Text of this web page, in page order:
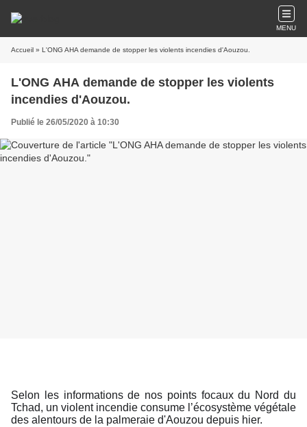
MENU
Accueil » L'ONG AHA demande de stopper les violents incendies d'Aouzou.
L'ONG AHA demande de stopper les violents
incendies d'Aouzou.
Publié le 26/05/2020 à 10:30
Selon les informations de nos points focaux du Nord du
Tchad, un violent incendie consume l’écosystème végétale
des alentours de la palmeraie d'Aouzou depuis hier.